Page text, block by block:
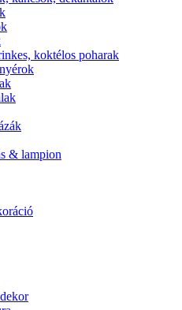
koktélos poharak
& lampion